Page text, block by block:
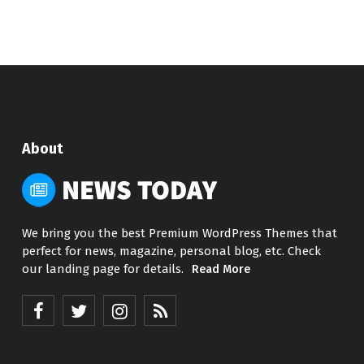
About
We bring you the best Premium WordPress Themes that
perfect for news, magazine, personal blog, etc. Check
our landing page for details.
Read More